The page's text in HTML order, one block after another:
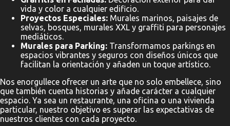
vida y color a cualquier edificio.
Proyectos Especiales: Murales marinos, paisajes de
selvas, bosques, murales XXL y graffiti para personajes
mediáticos.
Murales para Parking: Transformamos parkings en
espacios vibrantes y seguros con diseños únicos que
facilitan la orientación y añaden un toque artístico.
Nos enorgullece ofrecer un arte que no solo embellece, sino
que también cuenta historias y añade carácter a cualquier
espacio. Ya sea un restaurante, una oficina o una vivienda
particular, nuestro objetivo es superar las expectativas de
nuestros clientes con cada proyecto.